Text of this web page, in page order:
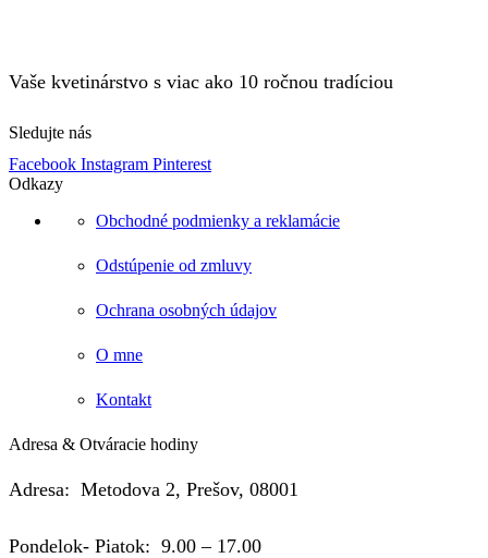
Vaše kvetinárstvo s viac ako 10 ročnou tradíciou
Sledujte nás
Facebook Instagram Pinterest
Odkazy
Obchodné podmienky a reklamácie
Odstúpenie od zmluvy
Ochrana osobných údajov
O mne
Kontakt
Adresa & Otváracie hodiny
Adresa: Metodova 2, Prešov, 08001
Pondelok- Piatok: 9.00 – 17.00